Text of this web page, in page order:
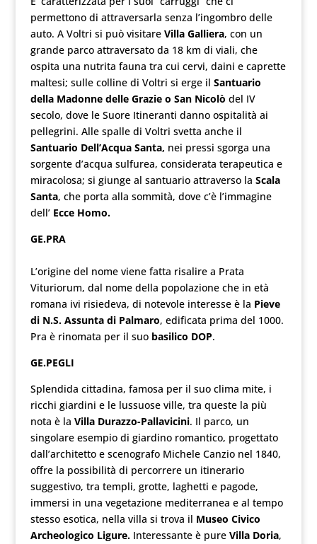
permettono di attraversarla senza l’ingombro delle
auto. A Voltri si può visitare Villa Galliera, con un
grande parco attraversato da 18 km di viali, che
ospita una nutrita fauna tra cui cervi, daini e caprette
maltesi; sulle colline di Voltri si erge il Santuario
della Madonne delle Grazie o San Nicolò del IV
secolo, dove le Suore Itineranti danno ospitalità ai
pellegrini. Alle spalle di Voltri svetta anche il
Santuario Dell’Acqua Santa, nei pressi sgorga una
sorgente d’acqua sulfurea, considerata terapeutica e
miracolosa; si giunge al santuario attraverso la Scala
Santa, che porta alla sommità, dove c’è l’immagine
dell’ Ecce Homo.
GE.PRA
L’origine del nome viene fatta risalire a Prata
Vituriorum, dal nome della popolazione che in età
romana ivi risiedeva, di notevole interesse è la Pieve
di N.S. Assunta di Palmaro, edificata prima del 1000.
Pra è rinomata per il suo basilico DOP.
GE.PEGLI
Splendida cittadina, famosa per il suo clima mite, i
ricchi giardini e le lussuose ville, tra queste la più
nota è la Villa Durazzo-Pallavicini. Il parco, un
singolare esempio di giardino romantico, progettato
dall’architetto e scenografo Michele Canzio nel 1840,
offre la possibilità di percorrere un itinerario
suggestivo, tra templi, grotte, laghetti e pagode,
immersi in una vegetazione mediterranea e al tempo
stesso esotica, nella villa si trova il Museo Civico
Archeologico Ligure.Interessante è pure Villa Doria,